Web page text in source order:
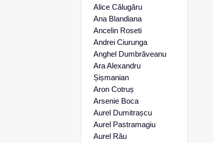
Alice Călugăru
Ana Blandiana
Ancelin Roseti
Andrei Ciurunga
Anghel Dumbrăveanu
Ara Alexandru
Șișmanian
Aron Cotruș
Arsenie Boca
Aurel Dumitrașcu
Aurel Pastramagiu
Aurel Rău